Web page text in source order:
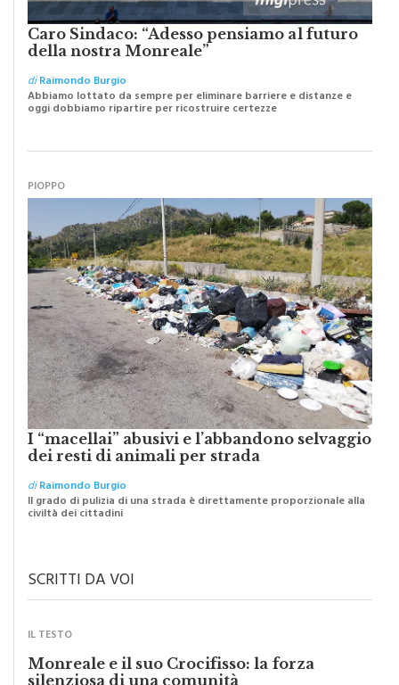
Caro Sindaco: “Adesso pensiamo al futuro
della nostra Monreale”
diRaimondo Burgio
Abbiamo lottato da sempre per eliminare barriere e distanze e
oggi dobbiamo ripartire per ricostruire certezze
I “macellai” abusivi e l’abbandono selvaggio
dei resti di animali per strada
diRaimondo Burgio
Il grado di pulizia di una strada è direttamente proporzionale alla
civiltà dei cittadini
Monreale e il suo Crocifisso: la forza
silenziosa di una comunità